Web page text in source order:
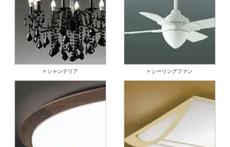
> シャンデリア > シーリングファン